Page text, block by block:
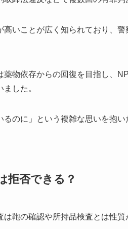
高いことが広く知られており、
薬物依存からの回復を目指し、
した。
のに」という複雑な思いを抱い
拒否できる？
鞄の確認や所持品検査とは性質